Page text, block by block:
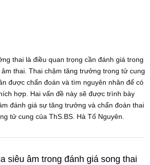
thai là điều quan trọng cần đánh giá trong
thai. Thai chậm tăng trưởng trong tử cung
được chẩn đoán và tìm nguyên nhân để có
hợp. Hai vấn đề này sẽ được trình bày
đánh giá sự tăng trưởng và chẩn đoán thai
tử cung của ThS.BS. Hà Tố Nguyên.
siêu âm trong đánh giá song thai